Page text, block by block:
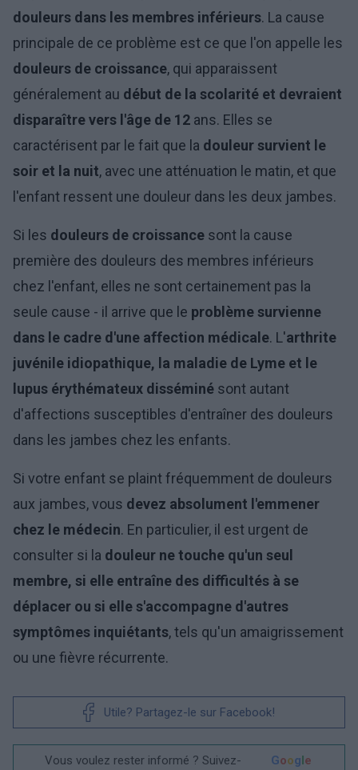
douleurs dans les membres inférieurs. La cause
principale de ce problème est ce que l'on appelle les
douleurs de croissance, qui apparaissent
généralement au début de la scolarité et devraient
disparaître vers l'âge de 12 ans. Elles se
caractérisent par le fait que la douleur survient le
soir et la nuit, avec une atténuation le matin, et que
l'enfant ressent une douleur dans les deux jambes.
Si les douleurs de croissance sont la cause
première des douleurs des membres inférieurs
chez l'enfant, elles ne sont certainement pas la
seule cause - il arrive que le problème survienne
dans le cadre d'une affection médicale. L'arthrite
juvénile idiopathique, la maladie de Lyme et le
lupus érythémateux disséminé sont autant
d'affections susceptibles d'entraîner des douleurs
dans les jambes chez les enfants.
Si votre enfant se plaint fréquemment de douleurs
aux jambes, vous devez absolument l'emmener
chez le médecin. En particulier, il est urgent de
consulter si la douleur ne touche qu'un seul
membre, si elle entraîne des difficultés à se
déplacer ou si elle s'accompagne d'autres
symptômes inquiétants, tels qu'un amaigrissement
ou une fièvre récurrente.
Utile? Partagez-le sur Facebook!
Vous voulez rester informé ? Suivez-
Google